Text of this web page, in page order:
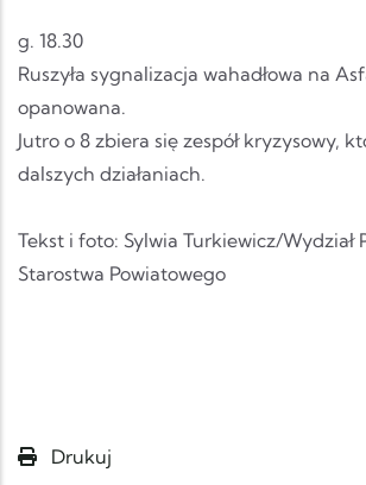
g. 18.30
Ruszyła sygnalizacja wahadłowa na
opanowana.
Jutro o 8 zbiera się zespół kryzysowy,
dalszych działaniach.
Tekst i foto: Sylwia Turkiewicz/Wydział
Starostwa Powiatowego
Drukuj